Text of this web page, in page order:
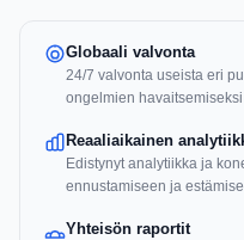
Globaali valvonta
24/7 valvonta useista eri
ongelmien
Reaaliaikainen
Edistynyt analytiikka ja
ennustamiseen ja
Yhteisön raportit